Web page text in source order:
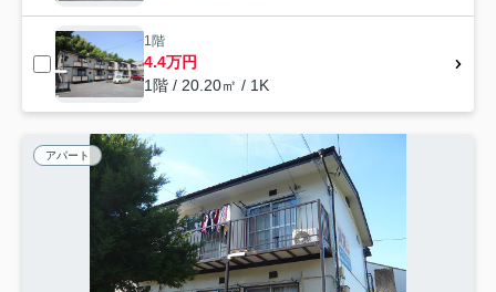
1階
4.4万円
1階 / 20.20㎡ / 1K
アパート